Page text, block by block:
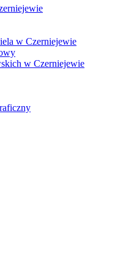
w Czerniejewie
w Czerniejewie